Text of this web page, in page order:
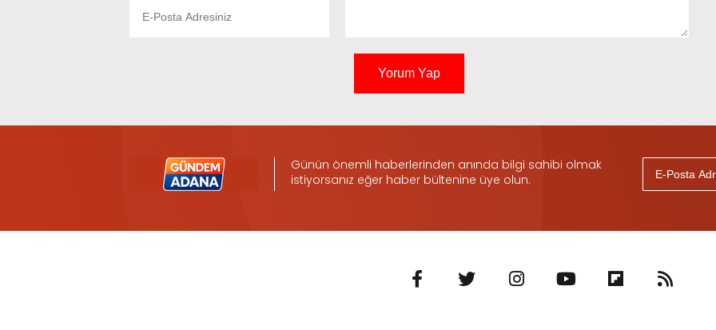
Yorum Yap
Günün önemli haberlerinden anında bilgi sahibi olmak
istiyorsanız eğer haber bültenine üye olun.